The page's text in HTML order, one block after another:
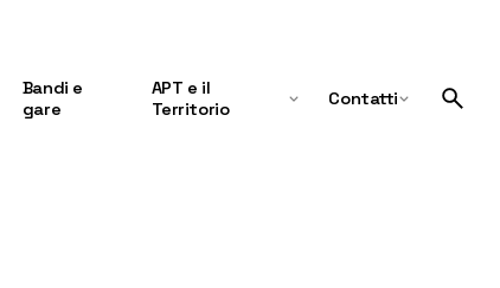
Bandi e
gare
APT e il
Territorio
Contatti